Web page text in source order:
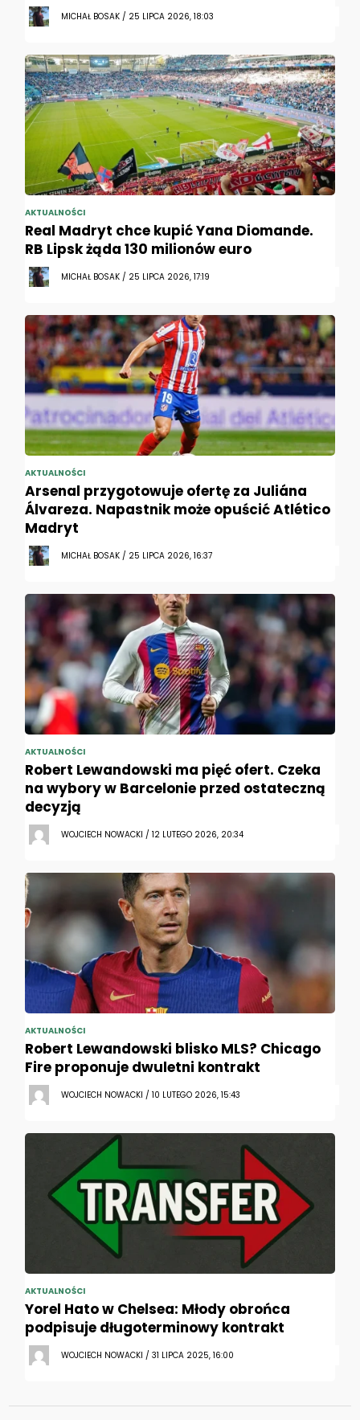
MICHAŁ BOSAK / 25 LIPCA 2026, 18:03
AKTUALNOŚCI
Real Madryt chce kupić Yana Diomande.
RB Lipsk żąda 130 milionów euro
MICHAŁ BOSAK / 25 LIPCA 2026, 17:19
AKTUALNOŚCI
Arsenal przygotowuje ofertę za Juliána
Álvareza. Napastnik może opuścić Atlético
Madryt
MICHAŁ BOSAK / 25 LIPCA 2026, 16:37
AKTUALNOŚCI
Robert Lewandowski ma pięć ofert. Czeka
na wybory w Barcelonie przed ostateczną
decyzją
WOJCIECH NOWACKI / 12 LUTEGO 2026, 20:34
AKTUALNOŚCI
Robert Lewandowski blisko MLS? Chicago
Fire proponuje dwuletni kontrakt
WOJCIECH NOWACKI / 10 LUTEGO 2026, 15:43
AKTUALNOŚCI
Yorel Hato w Chelsea: Młody obrońca
podpisuje długoterminowy kontrakt
WOJCIECH NOWACKI / 31 LIPCA 2025, 16:00